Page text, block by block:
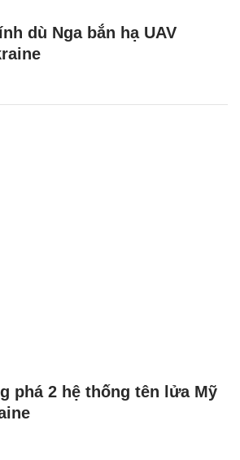
dù Nga bắn hạ UAV
phá 2 hệ thống tên lửa Mỹ